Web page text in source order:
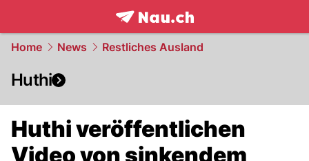
frontpage.NAU.ch
Home News Restliches Ausland
Huthi
Huthi veröffentlichen
Video von sinkendem